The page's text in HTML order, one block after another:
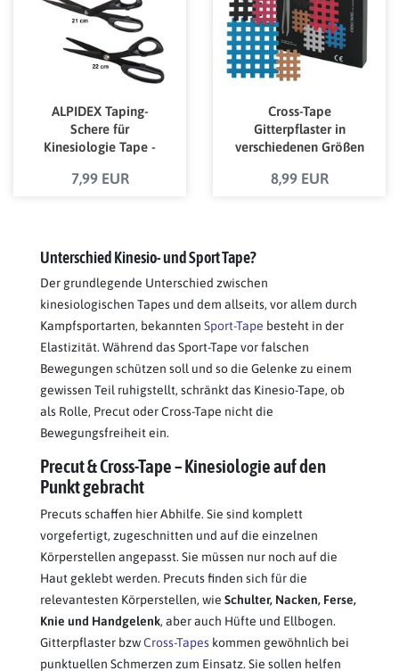
ALPIDEX Taping-
Schere für
Kinesiologie Tape -
7,99 EUR
Cross-Tape
Gitterpflaster in
verschiedenen Größen
8,99 EUR
Unterschied Kinesio- und Sport Tape?
Der grundlegende Unterschied zwischen
kinesiologischen Tapes und dem allseits, vor allem durch
Kampfsportarten, bekannten Sport-Tape besteht in der
Elastizität. Während das Sport-Tape vor falschen
Bewegungen schützen soll und so die Gelenke zu einem
gewissen Teil ruhigstellt, schränkt das Kinesio-Tape, ob
als Rolle, Precut oder Cross-Tape nicht die
Bewegungsfreiheit ein.
Precut & Cross-Tape – Kinesiologie auf den
Punkt gebracht
Precuts schaffen hier Abhilfe. Sie sind komplett
vorgefertigt, zugeschnitten und auf die einzelnen
Körperstellen angepasst. Sie müssen nur noch auf die
Haut geklebt werden. Precuts finden sich für die
relevantesten Körperstellen, wie Schulter, Nacken, Ferse,
Knie und Handgelenk, aber auch Hüfte und Ellbogen.
Gitterpflaster bzwCross-Tapes kommen gewöhnlich bei
punktuellen Schmerzen zum Einsatz. Sie sollen helfen